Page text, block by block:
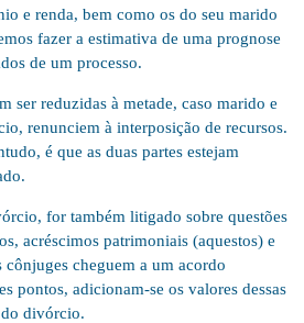
e renda, bem como os do seu marido
fazer a estimativa de uma prognose
de um processo.
ser reduzidas à metade, caso marido e
renunciem à interposição de recursos.
é que as duas partes estejam
for também litigado sobre questões
acréscimos patrimoniais (aquestos) e
cônjuges cheguem a um acordo
pontos, adicionam-se os valores dessas
do divórcio.